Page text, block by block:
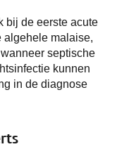
bij de eerste acute
algehele malaise,
septische
kunnen
in de diagnose